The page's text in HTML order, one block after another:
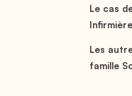
Le cas
Les
famille